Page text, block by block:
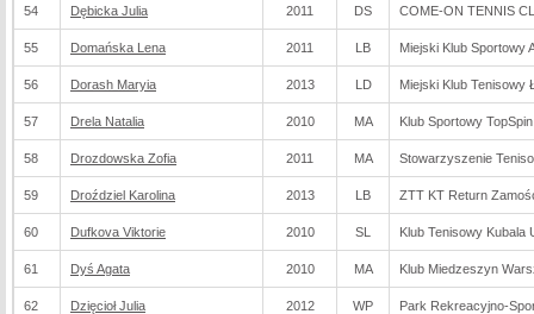
54 Dębicka Julia 2011 DS COME-ON TENNIS
55 Domańska Lena 2011 LB Miejski Klub Sportowy
56 Dorash Maryia 2013 LD Miejski Klub Tenisowy
57 Drela Natalia 2010 MA Klub Sportowy
58 Drozdowska Zofia 2011 MA Stowarzyszenie
59 Droździel Karolina 2013 LB ZTT KT Return
60 Dufkova Viktorie 2010 SL Klub Tenisowy Kubala
61 Dyś Agata 2010 MA Klub Miedzeszyn
62 Dzięcioł Julia 2012 WP Park Rekreacyjno-